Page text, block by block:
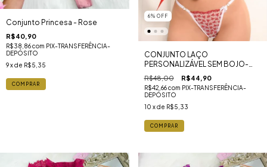
Conjunto Princesa - Rose
R$40,90
R$38,86com PIX-TRANSFERÊNCIA-
DEPÓSITO
9x de R$5,35
COMPRAR
6% OFF
CONJUNTO LAÇO
PERSONALIZÁVEL SEM BOJO-
BRANCO COM VERMELHO
R$48,00 R$44,90
R$42,66com PIX-TRANSFERÊNCIA-
DEPÓSITO
10 x de R$5,33
COMPRAR